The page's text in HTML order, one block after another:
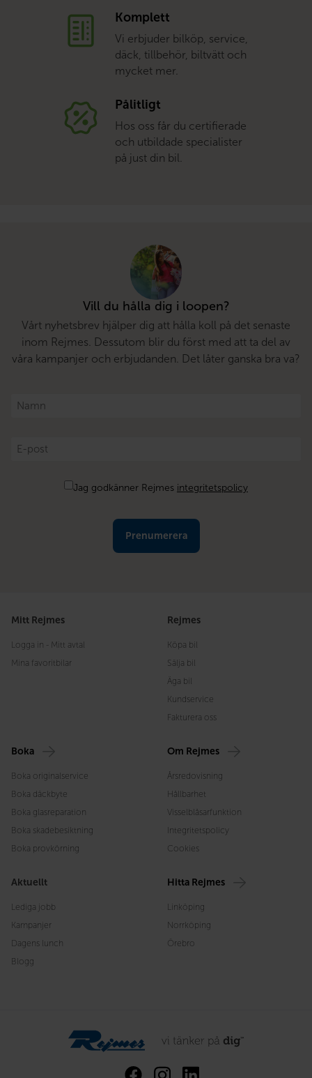
Komplett
Vi erbjuder bilköp, service,
däck, tillbehör, biltvätt och
mycket mer.
Pålitligt
Hos oss får du certifierade
och utbildade specialister
på just din bil.
Vill du hålla dig i loopen?
Vårt nyhetsbrev hjälper dig att hålla koll på det senaste
inom Rejmes. Dessutom blir du först med att ta del av
våra kampanjer och erbjudanden. Det låter ganska bra va?
Namn
E-
post
Jag godkänner Rejmes integritetspolicy
Mitt Rejmes
Logga in - Mitt avtal
Mina favoritbilar
Rejmes
Köpa bil
Sälja bil
Äga bil
Kundservice
Fakturera oss
Boka
Boka originalservice
Boka däckbyte
Boka glasreparation
Boka skadebesiktning
Boka provkörning
Om Rejmes
Årsredovisning
Hållbarhet
Visselblåsarfunktion
Integritetspolicy
Cookies
Aktuellt
Lediga jobb
Kampanjer
Dagens lunch
Blogg
Hitta Rejmes
Linköping
Norrköping
Örebro